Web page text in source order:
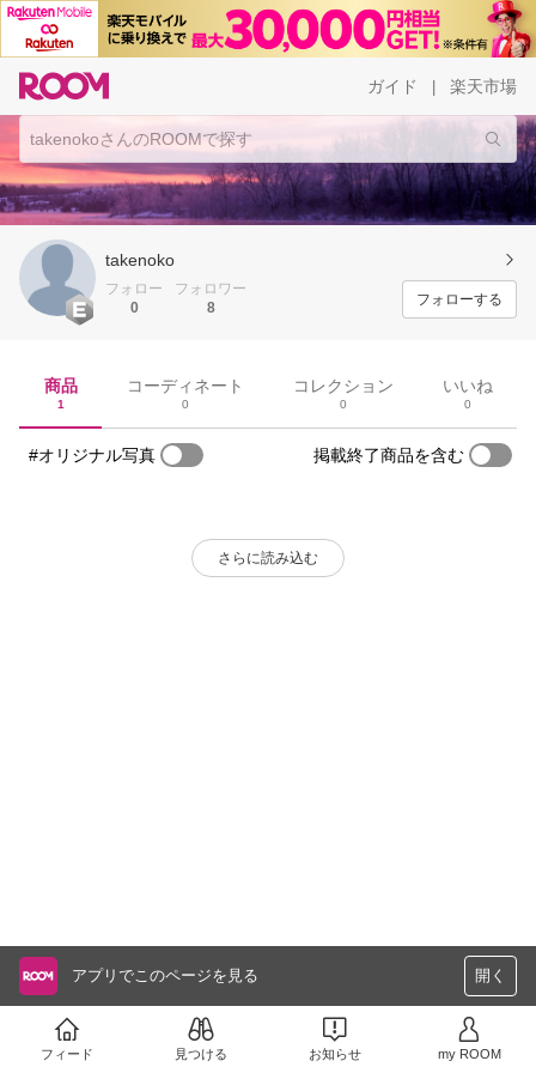
ガイド 楽天市場
takenoko
フォロー
0
フォロワー
8
フォローする
商品
1
コーディネート
0
コレクション
0
いいね
0
#オリジナル写真 掲載終了商品を含む
さらに読み込む
アプリでこのページを見る 開く
フィード 見つける お知らせ my ROOM